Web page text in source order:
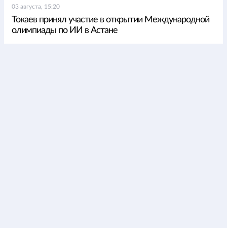
03 августа, 15:20
Токаев принял участие в открытии Международной
олимпиады по ИИ в Астане